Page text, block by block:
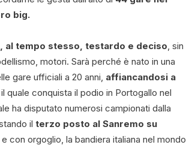
big.
al tempo stesso, testardo e deciso, sin
motori. Sarà perché è nato in una
gare ufficiali a 20 anni, affiancandosi a
quale conquista il podio in Portogallo nel
ha disputato numerosi campionati dalla
il terzo posto al Sanremo su
con orgoglio, la bandiera italiana nel mondo